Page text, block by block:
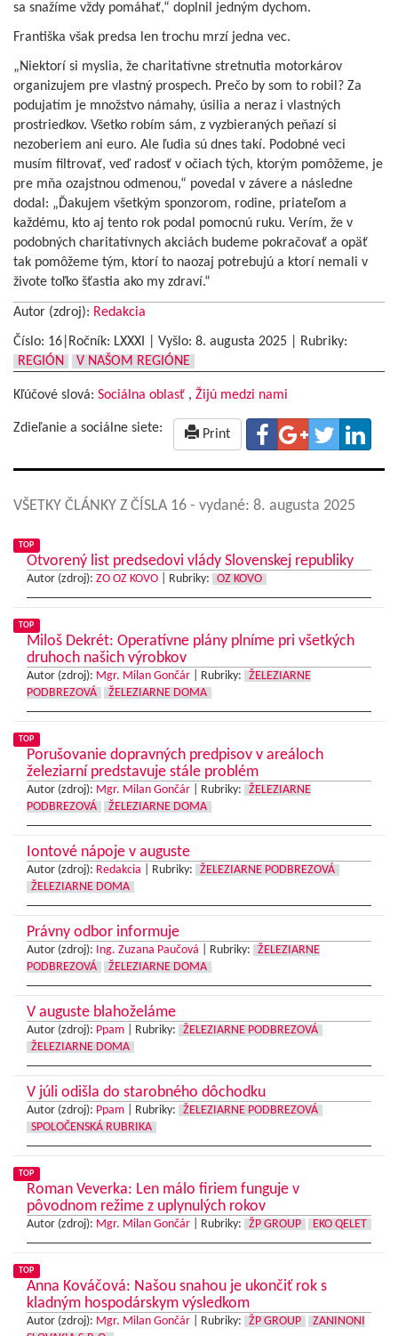
sa snažíme vždy pomáhať,“ doplnil jedným dychom.
Františka však predsa len trochu mrzí jedna vec.
„Niektorí si myslia, že charitatívne stretnutia motorkárov
organizujem pre vlastný prospech. Prečo by som to robil? Za
podujatím je množstvo námahy, úsilia a neraz i vlastných
prostriedkov. Všetko robím sám, z vyzbieraných peňazí si
nezoberiem ani euro. Ale ľudia sú dnes takí. Podobné veci
musím filtrovať, veď radosť v očiach tých, ktorým pomôžeme, je
pre mňa ozajstnou odmenou,“ povedal v závere a následne
dodal: „Ďakujem všetkým sponzorom, rodine, priateľom a
každému, kto aj tento rok podal pomocnú ruku. Verím, že v
podobných charitatívnych akciách budeme pokračovať a opäť
tak pomôžeme tým, ktorí to naozaj potrebujú a ktorí nemali v
živote toľko šťastia ako my zdraví.“
Autor (zdroj): Redakcia
Číslo: 16|Ročník: LXXXI | Vyšlo: 8. augusta 2025
Rubriky:
REGIÓN
V NAŠOM REGIÓNE
Kľúčové slová: Sociálna oblasť , Žijú medzi nami
Zdieľanie a sociálne siete: Print
VŠETKY ČLÁNKY Z ČÍSLA 16 - vydané: 8. augusta 2025
TOP
Otvorený list predsedovi vlády Slovenskej republiky
Autor (zdroj): ZO OZ KOVO Rubriky: OZ KOVO
TOP
Miloš Dekrét: Operatívne plány plníme pri všetkých
druhoch našich výrobkov
Autor (zdroj): Mgr. Milan Gončár Rubriky:
ŽELEZIARNE
PODBREZOVÁ
ŽELEZIARNE DOMA
TOP
Porušovanie dopravných predpisov v areáloch
železiarní predstavuje stále problém
Autor (zdroj): Mgr. Milan Gončár Rubriky:
ŽELEZIARNE
PODBREZOVÁ
ŽELEZIARNE DOMA
Iontové nápoje v auguste
Autor (zdroj): Redakcia Rubriky:
ŽELEZIARNE PODBREZOVÁ
ŽELEZIARNE DOMA
Právny odbor informuje
Autor (zdroj): Ing. Zuzana Paučová Rubriky:
ŽELEZIARNE
PODBREZOVÁ
ŽELEZIARNE DOMA
V auguste blahoželáme
Autor (zdroj): Ppam Rubriky:
ŽELEZIARNE PODBREZOVÁ
ŽELEZIARNE DOMA
V júli odišla do starobného dôchodku
Autor (zdroj): Ppam Rubriky:
ŽELEZIARNE PODBREZOVÁ
SPOLOČENSKÁ RUBRIKA
TOP
Roman Veverka: Len málo firiem funguje v
pôvodnom režime z uplynulých rokov
Autor (zdroj): Mgr. Milan Gončár Rubriky: ŽP GROUP EKO QELET
TOP
Anna Kováčová: Našou snahou je ukončiť rok s
kladným hospodárskym výsledkom
Autor (zdroj): Mgr. Milan Gončár Rubriky: ŽP GROUP
ZANINONI